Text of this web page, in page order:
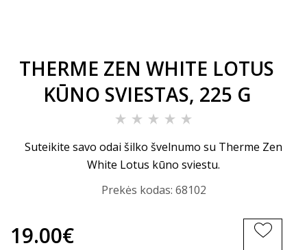
THERME ZEN WHITE LOTUS
KŪNO SVIESTAS, 225 G
Suteikite savo odai šilko švelnumo su Therme Zen
White Lotus kūno sviestu.
Prekės kodas: 68102
19.00€